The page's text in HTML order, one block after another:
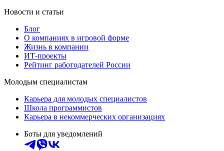
Новости и статьи
Блог
О компаниях в игровой форме
Жизнь в компании
ИТ-проекты
Рейтинг работодателей России
Молодым специалистам
Карьера для молодых специалистов
Школа программистов
Карьера в некоммерческих организациях
Боты для уведомлений